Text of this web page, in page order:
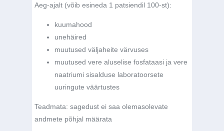
Aeg-ajalt (võib esineda 1 patsiendil 100-st):
kuumahood
unehäired
muutused väljaheite värvuses
muutused vere aluselise fosfataasi ja vere
naatriumi sisalduse laboratoorsete
uuringute väärtustes
Teadmata: sagedust ei saa olemasolevate
andmete põhjal määrata